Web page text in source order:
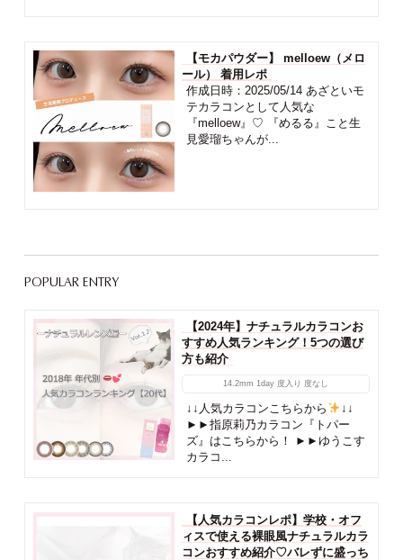
【モカパウダー】 melloew（メロ
ール） 着用レポ
作成日時：2025/05/14 あざといモ
テカラコンとして人気な
『melloew』♡ 『めるる』こと生
見愛瑠ちゃんが...
POPULAR ENTRY
【2024年】ナチュラルカラコンお
すすめ人気ランキング！5つの選び
方も紹介
14.2mm 1day 度入り 度なし
↓↓人気カラコンこちらから
↓↓
►►指原莉乃カラコン『トパー
ズ』はこちらから！ ►►ゆうこす
カラコ...
【人気カラコンレポ】学校・オフ
ィスで使える裸眼風ナチュラルカラ
コンおすすめ紹介♡バレずに盛っち